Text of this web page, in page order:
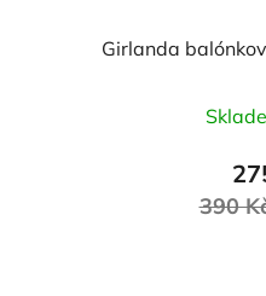
Girlanda
390